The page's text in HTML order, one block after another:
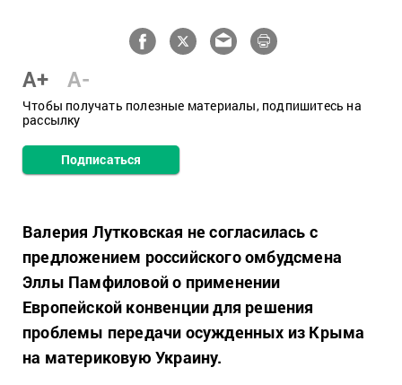
A+ A-
Чтобы получать полезные материалы, подпишитесь на
рассылку
Подписаться
Валерия Лутковская не согласилась с
предложением российского омбудсмена
Эллы Памфиловой о применении
Европейской конвенции для решения
проблемы передачи осужденных из Крыма
на материковую Украину.